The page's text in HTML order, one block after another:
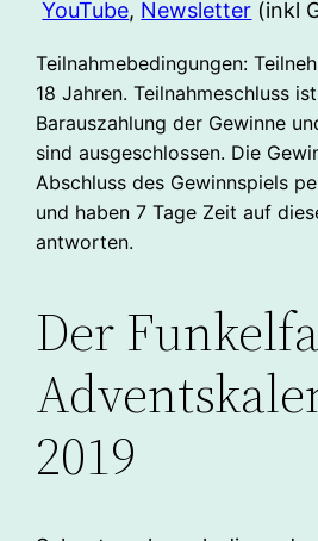
YouTube, Newsletter (inkl
Teilnahmebedingungen:
18 Jahren. Teilnahmeschluss
Barauszahlung der Gewinne
sind ausgeschlossen. Die
Abschluss des Gewinnspiels
und haben 7 Tage Zeit auf
antworten.
Der
2019